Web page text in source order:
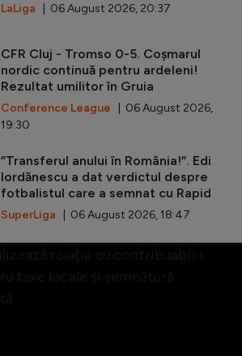
LaLiga | 06 August 2026, 20:37
CFR Cluj - Tromso 0-5. Coșmarul
nordic continuă pentru ardeleni!
Rezultat umilitor în Gruia
Conference League | 06 August 2026,
19:30
”Transferul anului în România!”. Edi
Iordănescu a dat verdictul despre
fotbalistul care a semnat cu Rapid
SuperLiga | 06 August 2026, 18:47